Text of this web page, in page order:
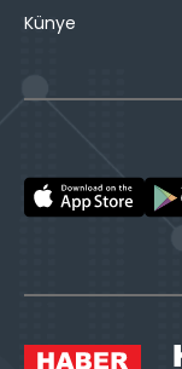
Künye